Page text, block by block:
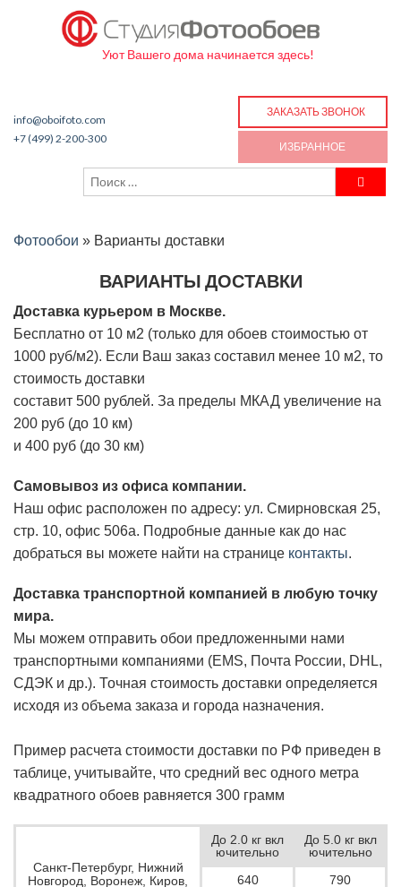
Уют Вашего дома начинается здесь!
info@oboifoto.com
+7 (499) 2-200-300
ЗАКАЗАТЬ ЗВОНОК
ИЗБРАННОЕ
Фотообои » Варианты доставки
ВАРИАНТЫ ДОСТАВКИ
Доставка курьером в Москве.
Бесплатно от 10 м2 (только для обоев стоимостью от
1000 руб/м2). Если Ваш заказ составил менее 10 м2, то
стоимость доставки
составит 500 рублей. За пределы МКАД увеличение на
200 руб (до 10 км)
и 400 руб (до 30 км)
Самовывоз из офиса компании.
Наш офис расположен по адресу: ул. Смирновская 25,
стр. 10, офис 506а. Подробные данные как до нас
добраться вы можете найти на странице контакты.
Доставка транспортной компанией в любую точку
мира.
Мы можем отправить обои предложенными нами
транспортными компаниями (EMS, Почта России, DHL,
СДЭК и др.). Точная стоимость доставки определяется
исходя из объема заказа и города назначения.
Пример расчета стоимости доставки по РФ приведен в
таблице, учитывайте, что средний вес одного метра
квадратного обоев равняется 300 грамм
Санкт-Петербург, Нижний
Новгород, Воронеж, Киров,
До 2.0 кг вкл
ючительно
До 5.0 кг вкл
ючительно
640
790